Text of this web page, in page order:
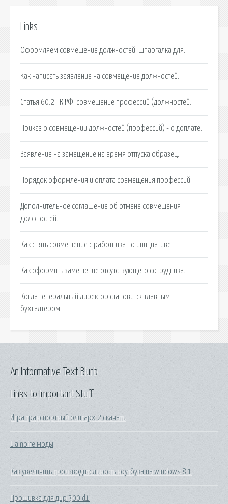
Links
Оформляем совмещение должностей: шпаргалка для.
Как написать заявление на совмещение должностей.
Статья 60.2 ТК РФ: совмещение профессий (должностей.
Приказ о совмещении должностей (профессий) - о доплате.
Заявление на замещение на время отпуска образец.
Порядок оформления и оплата совмещения профессий.
Дополнительное соглашение об отмене совмещения
должностей.
Как снять совмещение с работника по инициативе.
Как оформить замещение отсутствующего сотрудника.
Когда генеральный директор становится главным
бухгалтером.
Links to Important Stuff
Игра транспортный олигарх 2 скачать
L a noire моды
Как увеличить производительность ноутбука на windows 8 1
Прошивка для дир 300 d1
An Informative Text Blurb